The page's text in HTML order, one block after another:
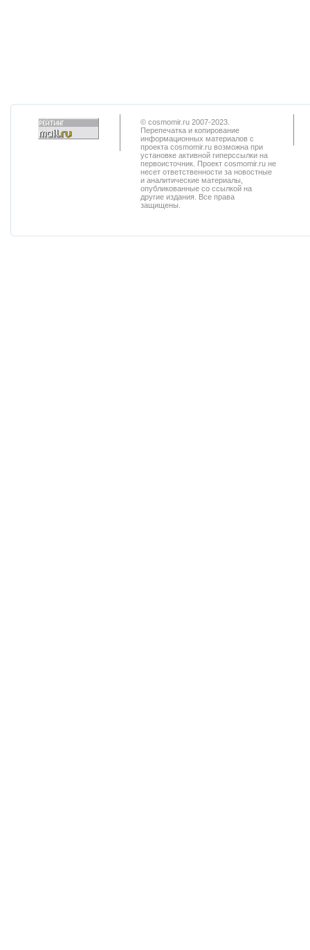
© cosmomir.ru 2007-2023.
Перепечатка и копирование
информационных материалов с
проекта cosmomir.ru возможна при
установке активной гиперссылки на
первоисточник. Проект cosmomir.ru не
несет ответственности за новостные
и аналитические материалы,
опубликованные со ссылкой на
другие издания. Все права
защищены.